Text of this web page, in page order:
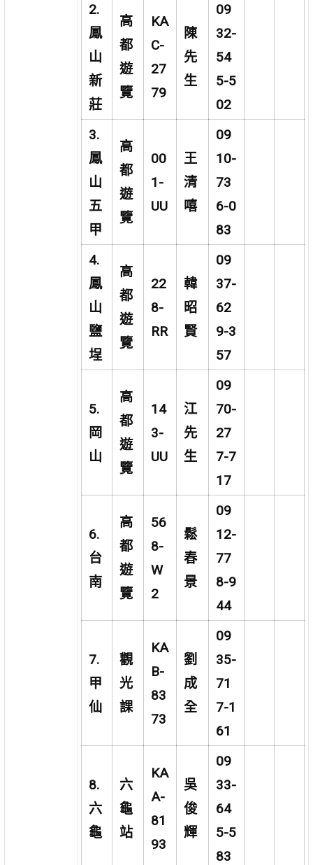
2.
鳳
山
新
莊
高
都
遊
覽
KA
C-
27
79
陳
先
生
09
32-
54
5-5
02
3.
鳳
山
五
甲
高
都
遊
覽
00
1-
UU
王
清
嘻
09
10-
73
6-0
83
4.
鳳
山
鹽
埕
高
都
遊
覽
22
8-
RR
韓
昭
賢
09
37-
62
9-3
57
5.
岡
山
高
都
遊
覽
14
3-
UU
江
先
生
09
70-
27
7-7
17
6.
台
南
高
都
遊
覽
56
8-
W
2
鬆
春
景
09
12-
77
8-9
44
7.
甲
仙
觀
光
課
KA
B-
83
73
劉
成
全
09
35-
71
7-1
61
8.
六
龜
六
龜
站
KA
A-
81
93
吳
俊
輝
09
33-
64
5-5
83